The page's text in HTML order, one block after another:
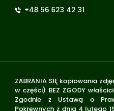
+48 56 623 42 31
ZABRANIA SIĘ kopiowania
w części) BEZ ZGODY
Zgodnie z Ustawą o
Pokrewnych z dnia 4 lutego